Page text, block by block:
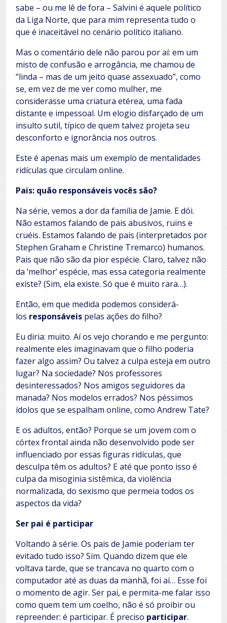
sabe – ou me lê de fora – Salvini é aquele político
da Liga Norte, que para mim representa tudo o
que é inaceitável no cenário político italiano.
Mas o comentário dele não parou por aí: em um
misto de confusão e arrogância, me chamou de
“linda – mas de um jeito quase assexuado”, como
se, em vez de me ver como mulher, me
considerasse uma criatura etérea, uma fada
distante e impessoal. Um elogio disfarçado de um
insulto sutil, típico de quem talvez projeta seu
desconforto e ignorância nos outros.
Este é apenas mais um exemplo de mentalidades
ridículas que circulam online.
Pais: quão responsáveis vocês são?
Na série, vemos a dor da família de Jamie. E dói.
Não estamos falando de pais abusivos, ruins e
cruéis. Estamos falando de pais (interpretados por
Stephen Graham e Christine Tremarco) humanos.
Pais que não são da pior espécie. Claro, talvez não
da ‘melhor’ espécie, mas essa categoria realmente
existe? (Sim, ela existe. Só que é muito rara…).
Então, em que medida podemos considerá-
los responsáveis pelas ações do filho?
Eu diria: muito. Aí os vejo chorando e me pergunto:
realmente eles imaginavam que o filho poderia
fazer algo assim? Ou talvez a culpa esteja em outro
lugar? Na sociedade? Nos professores
desinteressados? Nos amigos seguidores da
manada? Nos modelos errados? Nos péssimos
ídolos que se espalham online, como Andrew Tate?
E os adultos, então? Porque se um jovem com o
córtex frontal ainda não desenvolvido pode ser
influenciado por essas figuras ridículas, que
desculpa têm os adultos? E até que ponto isso é
culpa da misoginia sistêmica, da violência
normalizada, do sexismo que permeia todos os
aspectos da vida?
Ser pai é participar
Voltando à série. Os pais de Jamie poderiam ter
evitado tudo isso? Sim. Quando dizem que ele
voltava tarde, que se trancava no quarto com o
computador até as duas da manhã, foi aí… Esse foi
o momento de agir. Ser pai, e permita-me falar isso
como quem tem um coelho, não é só proibir ou
repreender: é participar. É preciso participar.